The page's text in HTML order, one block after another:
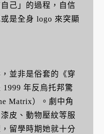
己」的過程，自信
是全身 logo 來突顯
並非是俗套的《穿
1999 年反烏托邦驚
Matrix）。劇中角
皮、動物壓紋等服
留學時期她就十分